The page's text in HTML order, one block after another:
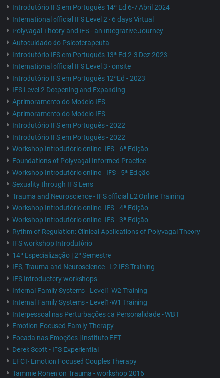
Introdutório IFS em Português 14ª Ed 6-7 Abril 2024
International official IFS Level 2 - 6 days Virtual
Polyvagal Theory and IFS - an Integrative Journey
Autocuidado do Psicoterapeuta
Introdutório IFS em Português 13ª Ed 2-3 Dez 2023
International official IFS Level 3 - onsite
Introdutório IFS em Português 12ªEd - 2023
IFS Level 2 Deepening and Expanding
Aprimoramento do Modelo IFS
Aprimoramento do Modelo IFS
Introdutório IFS em Português - 2022
Introdutório IFS em Português - 2022
Workshop Introdutório online -IFS - 6ª Edição
Foundations of Polyvagal Informed Practice
Workshop Introdutório online - IFS - 5ª Edição
Sexuality through IFS Lens
Trauma and Neuroscience - IFS official L2 Online Training
Workshop Introdutório online -IFS - 4ª Edição
Workshop Introdutório online -IFS - 3ª Edição
Rythm of Regulation: Clinical Applications of Polyvagal Theory
IFS workshop Introdutório
14ª Especialização | 2º Semestre
IFS, Trauma and Neuroscience - L2 IFS Training
IFS Introductory workshops
Internal Family Systems - Level1-W2 Training
Internal Family Systems - Level1-W1 Training
Interpessoal nas Perturbações da Personalidade - WBT
Emotion-Focused Family Therapy
Focada nas Emoções | Instituto EFT
Derek Scott - IFS Experiential
EFCT- Emotion Focused Couples Therapy
Tammie Ronen on Trauma - workshop 2016